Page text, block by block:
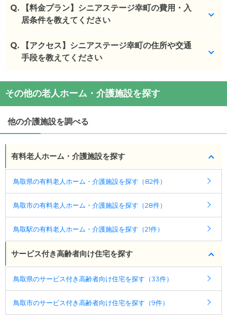
Q.
【料金プラン】シニアステージ幸町の費用・入
居条件を教えてください
シニアステージ幸町の入居金・月額料金は次のとお
りです。
・月額費用が7.7万円
・要介護度：自立、要支援1、要支援2、要介護1、要
・認知症：受け入れ可
ケアスル 介護では詳細な料金プランをご確認頂けま
す。詳しくはこちら 。
◎ケアスル 介護の3つの特徴
ポート
入居相談：0120-579-721（無料）
受付時間：10：00～19：00
・全国10000件の介護施設情報を掲載
幅広い選択肢の中から、条件にあった施設を選ぶ
ことができます。
Q.
【アクセス】シニアステージ幸町の住所や交通
手段を教えてください
シニアステージ幸町の交通アクセス
・住所：鳥取県鳥取市幸町112番地
・最寄り駅：
その他の老人ホーム・介護施設を探す
他の介護施設を調べる
有料老人ホーム・介護施設を探す
鳥取県の有料老人ホーム・介護施設を探す（82件）
鳥取市の有料老人ホーム・介護施設を探す（28件）
鳥取駅の有料老人ホーム・介護施設を探す（21件）
サービス付き高齢者向け住宅を探す
鳥取県のサービス付き高齢者向け住宅を探す（33件）
鳥取市のサービス付き高齢者向け住宅を探す（9件）